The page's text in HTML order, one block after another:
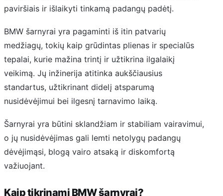
paviršiais ir išlaikyti tinkamą padangų padėtį.
BMW šarnyrai yra pagaminti iš itin patvarių
medžiagų, tokių kaip grūdintas plienas ir specialūs
tepalai, kurie mažina trintį ir užtikrina ilgalaikį
veikimą. Jų inžinerija atitinka aukščiausius
standartus, užtikrinant didelį atsparumą
nusidėvėjimui bei ilgesnį tarnavimo laiką.
Šarnyrai yra būtini sklandžiam ir stabiliam vairavimui,
o jų nusidėvėjimas gali lemti netolygų padangų
dėvėjimąsi, blogą vairo atsaką ir diskomfortą
važiuojant.
Kaip tikrinami BMW šarnyrai?